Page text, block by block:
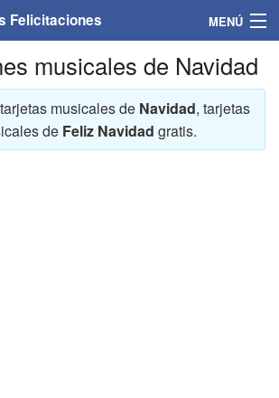
Felicitaciones MENÚ
musicales de Navidad
musicales de Navidad, tarjetas
de Feliz Navidad gratis.